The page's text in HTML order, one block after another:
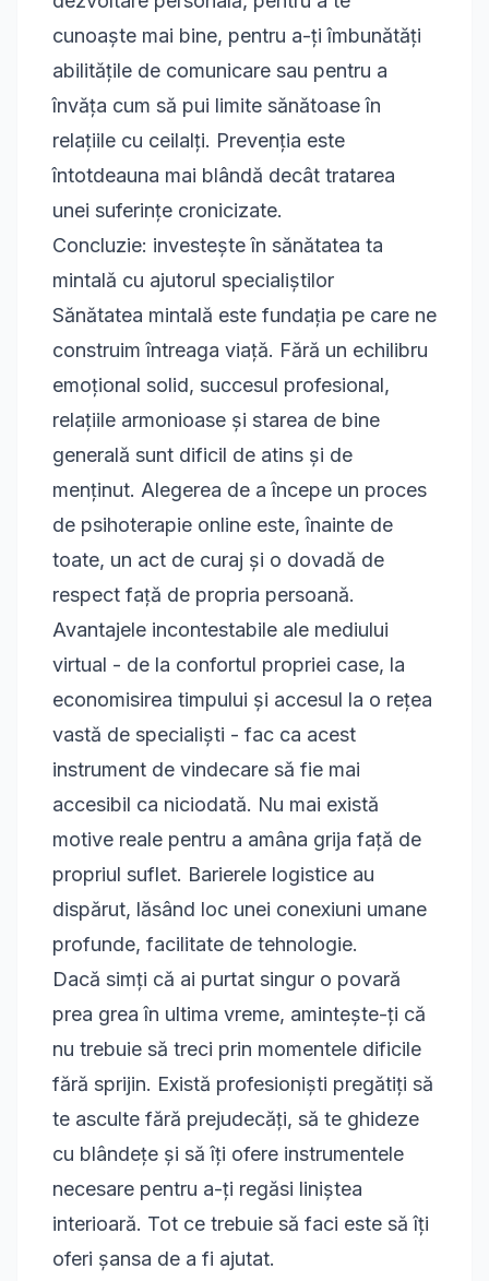
cunoaște mai bine, pentru a-ți îmbunătăți
abilitățile de comunicare sau pentru a
învăța cum să pui limite sănătoase în
relațiile cu ceilalți. Prevenția este
întotdeauna mai blândă decât tratarea
unei suferințe cronicizate.
Concluzie: investește în sănătatea ta
mintală cu ajutorul specialiștilor
Sănătatea mintală este fundația pe care ne
construim întreaga viață. Fără un echilibru
emoțional solid, succesul profesional,
relațiile armonioase și starea de bine
generală sunt dificil de atins și de
menținut. Alegerea de a începe un proces
de psihoterapie online este, înainte de
toate, un act de curaj și o dovadă de
respect față de propria persoană.
Avantajele incontestabile ale mediului
virtual - de la confortul propriei case, la
economisirea timpului și accesul la o rețea
vastă de specialiști - fac ca acest
instrument de vindecare să fie mai
accesibil ca niciodată. Nu mai există
motive reale pentru a amâna grija față de
propriul suflet. Barierele logistice au
dispărut, lăsând loc unei conexiuni umane
profunde, facilitate de tehnologie.
Dacă simți că ai purtat singur o povară
prea grea în ultima vreme, amintește-ți că
nu trebuie să treci prin momentele dificile
fără sprijin. Există profesioniști pregătiți să
te asculte fără prejudecăți, să te ghideze
cu blândețe și să îți ofere instrumentele
necesare pentru a-ți regăsi liniștea
interioară. Tot ce trebuie să faci este să îți
oferi șansa de a fi ajutat.